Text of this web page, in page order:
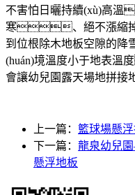
不害怕日曬持續(xù)高溫
寒、絕不漲縮
到位根除木地板空隙的降
(huán)境溫度小于地表
會讓幼兒園露天場地拼接
上一篇： 籃球場懸
下一篇： 龍泉幼兒
懸浮地板